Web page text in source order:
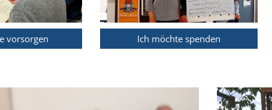
vorsorgen Ich möchte spenden